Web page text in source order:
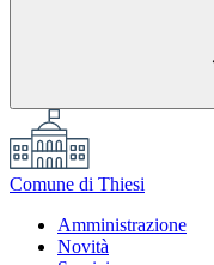
Comune di Thiesi
Amministrazione
Novità